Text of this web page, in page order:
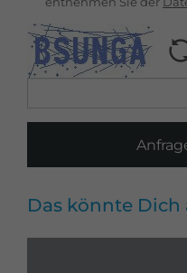
Das könnte Dich